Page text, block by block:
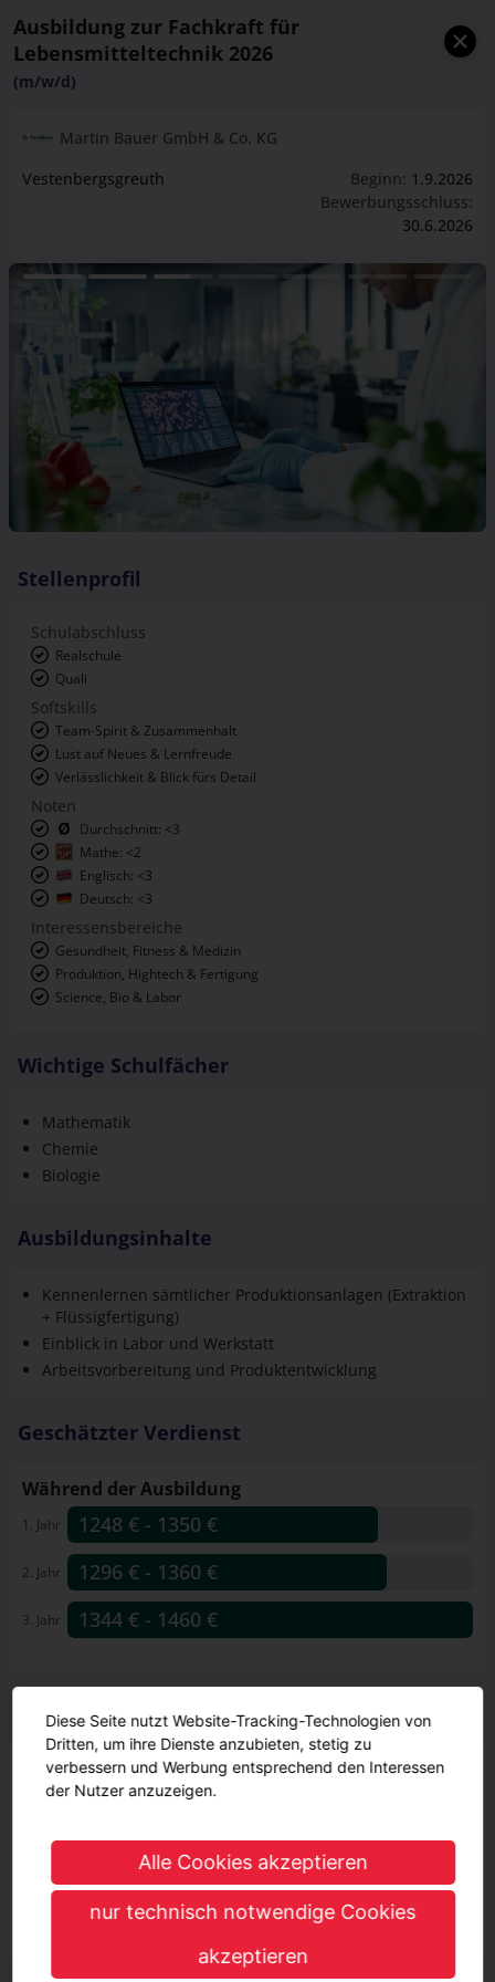
Ausbildung zur Fachkraft für
Lebensmitteltechnik 2026
(m/w/d)
Martin Bauer GmbH & Co. KG
Vestenbergsgreuth
Beginn: 1.9.2026
Bewerbungsschluss:
30.6.2026
Stellenprofil
Schulabschluss
Realschule
Quali
Softskills
Team-Spirit & Zusammenhalt
Lust auf Neues & Lernfreude
Verlässlichkeit & Blick fürs Detail
Noten
Durchschnitt: <3
Mathe: <2
Englisch: <3
Deutsch: <3
Interessensbereiche
Gesundheit, Fitness & Medizin
Produktion, Hightech & Fertigung
Science, Bio & Labor
Wichtige Schulfächer
Mathematik
Chemie
Biologie
Ausbildungsinhalte
Kennenlernen sämtlicher Produktionsanlagen (Extraktion
+ Flüssigfertigung)
Einblick in Labor und Werkstatt
Arbeitsvorbereitung und Produktentwicklung
Geschätzter Verdienst
Während der Ausbildung
1. Jahr 1248 € - 1350 €
1248 € - 1350 €
2. Jahr 1296 € - 1360 €
1296 € - 1360 €
3. Jahr 1344 € - 1460 €
1344 € - 1460 €
Betreuung durch Paten in jeder Abteilung
Vielfältige fachliche und persönliche
Betriebliches Gesundheitsmanagement und
abwechslungsreiches Sportangebot
Individuelle Betreuung
Spannende Perspektiven in einem weltweit wachsenden
Diese Seite nutzt Website-Tracking-Technologien von
Dritten, um ihre Dienste anzubieten, stetig zu
verbessern und Werbung entsprechend den Interessen
der Nutzer anzuzeigen.
Alle Cookies akzeptieren
nur technisch notwendige Cookies
akzeptieren